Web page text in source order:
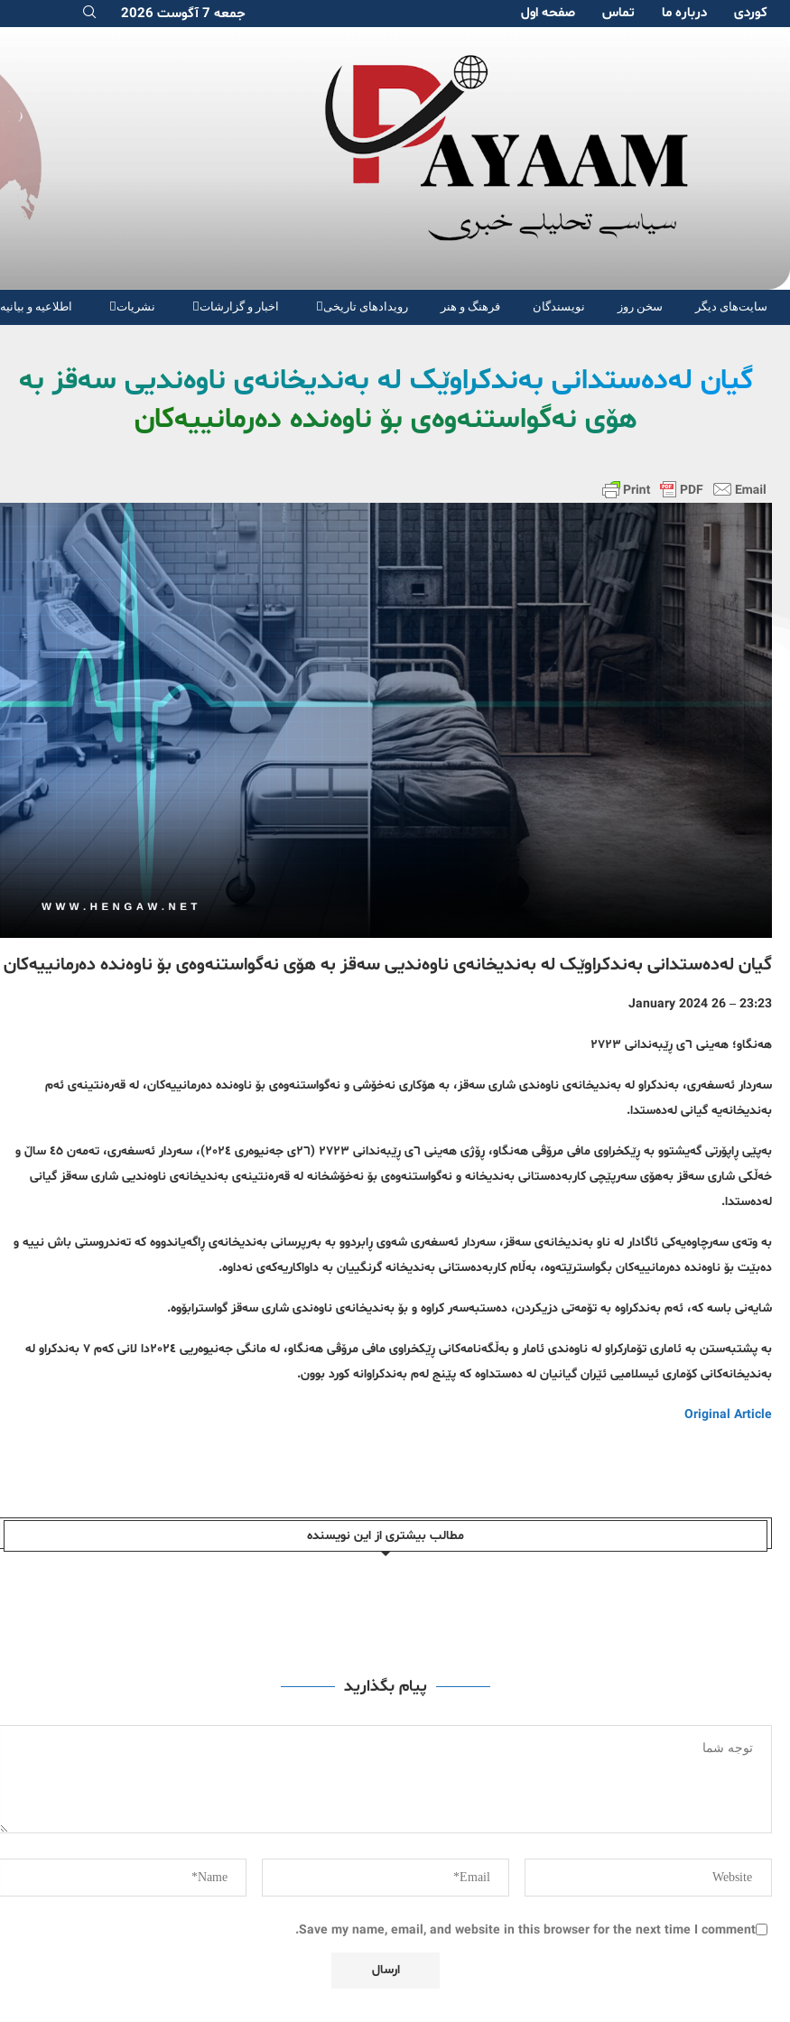
صفحە اول تماس دربارە ما کوردی جمعه 7 آگوست 2026
اطلاعیه و بیانیه نشریات اخبار و گزارشات رویدادهای تاریخی فرهنگ و هنر نویسندگان سخن روز سایت‌های دیگر
گیان لەدەستدانی بەندکراوێک لە بەندیخانەی ناوەندیی سەقز بە
هۆی نەگواستنەوەی بۆ ناوەندە دەرمانییەکان
گیان لەدەستدانی بەندکراوێک لە بەندیخانەی ناوەندیی سەقز بە هۆی نەگواستنەوەی بۆ ناوەندە دەرمانییەکان
23:23 – 26 January 2024
هەنگاو؛ هەینی ٦ی ڕێبەندانی ٢٧٢٣
سەردار ئەسغەری، بەندکراو لە بەندیخانەی ناوەندی شاری سەقز، بە هۆکاری نەخۆشی و نەگواستنەوەی بۆ ناوەندە دەرمانییەکان، لە قەرەنتینەی ئەم
بەندیخانەیە گیانی لەدەستدا.
بەپێی ڕاپۆرتی گەیشتوو بە ڕێکخراوی مافی مرۆڤی هەنگاو، ڕۆژی هەینی ٦ی ڕێبەندانی ٢٧٢٣ (٢٦ی جەنیوەری ٢٠٢٤)، سەردار ئەسغەری، تەمەن ٤٥ ساڵ و
خەڵکی شاری سەقز بەهۆی سەرپێچی کاربەدەستانی بەندیخانە و نەگواستنەوەی بۆ نەخۆشخانە لە قەرەنتینەی بەندیخانەی ناوەندیی شاری سەقز گیانی
لەدەستدا.
بە وتەی سەرچاوەیەکی ئاگادار لە ناو بەندیخانەی سەقز، سەردار ئەسغەری شەوی ڕابردوو بە بەرپرسانی بەندیخانەی ڕاگەیاندووە کە تەندروستی باش نییە و
دەبێت بۆ ناوەندە دەرمانییەکان بگواسترێتەوە، بەڵام کاربەدەستانی بەندیخانە گرنگییان بە داواکاریەکەی نەداوە.
شایەنی باسە کە، ئەم بەندکراوە بە تۆمەتی دزیکردن، دەستبەسەر کراوە و بۆ بەندیخانەی ناوەندی شاری سەقز گواسترابۆوە.
بە پشتبەستن بە ئاماری تۆمارکراو لە ناوەندی ئامار و بەڵگەنامەکانی ڕێکخراوی مافی مرۆڤی هەنگاو، لە مانگی جەنیوەریی ٢٠٢٤دا لانی کەم ٧ بەندکراو لە
بەندیخانەکانی کۆماری ئیسلامیی ئێران گیانیان لە دەستداوە کە پێنج لەم بەندکراوانە کورد بوون.
Original Article
مطالب بیشتری از این نویسندە
پیام بگذارید
Save my name, email, and website in this browser for the next time I comment.